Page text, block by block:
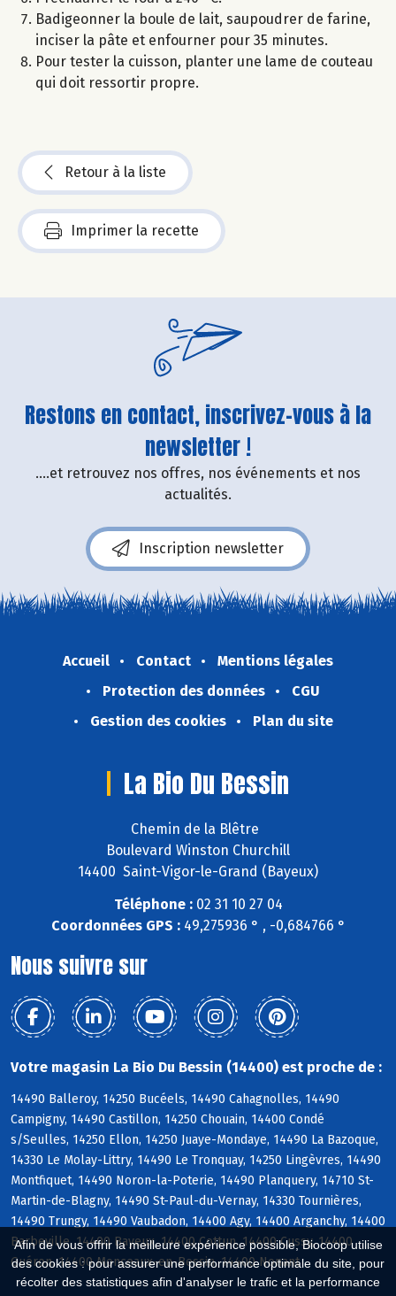
Afin de vous offrir la meilleure expérience possible, Biocoop utilise
des cookies : pour assurer une performance optimale du site, pour
récolter des statistiques afin d'analyser le trafic et la performance
Badigeonner la boule de lait, saupoudrer de farine,
inciser la pâte et enfourner pour 35 minutes.
Pour tester la cuisson, planter une lame de couteau
qui doit ressortir propre.
Retour à la liste
Imprimer la recette
Restons en contact, inscrivez-vous à la
newsletter !
....et retrouvez nos offres, nos événements et nos
actualités.
Inscription newsletter
Accueil Contact
Mentions légales
Protection des données
CGU
Gestion des cookies
Plan du site
La Bio Du Bessin
Chemin de la Blêtre
Boulevard Winston Churchill
14400 Saint-Vigor-le-Grand (Bayeux)
Téléphone :02 31 10 27 04
Coordonnées GPS :49,275936 ° , -0,684766 °
Nous suivre sur
Votre magasin La Bio Du Bessin (14400) est proche de :
14490 Balleroy, 14250 Bucéels, 14490 Cahagnolles, 14490
Campigny, 14490 Castillon, 14250 Chouain, 14400 Condé
s/Seulles, 14250 Ellon, 14250 Juaye-Mondaye, 14490 La Bazoque,
14330 Le Molay-Littry, 14490 Le Tronquay, 14250 Lingèvres, 14490
Montfiquet, 14490 Noron-la-Poterie, 14490 Planquery, 14710 St-
Martin-de-Blagny, 14490 St-Paul-du-Vernay, 14330 Tournières,
14490 Trungy, 14490 Vaubadon, 14400 Agy, 14400 Arganchy, 14400
Barbeville, 14400 Bayeux, 14400 Cottun, 14400 Cussy, 14400
Guéron, 14400 Monceaux-en-Bessin, 14400 Nonant